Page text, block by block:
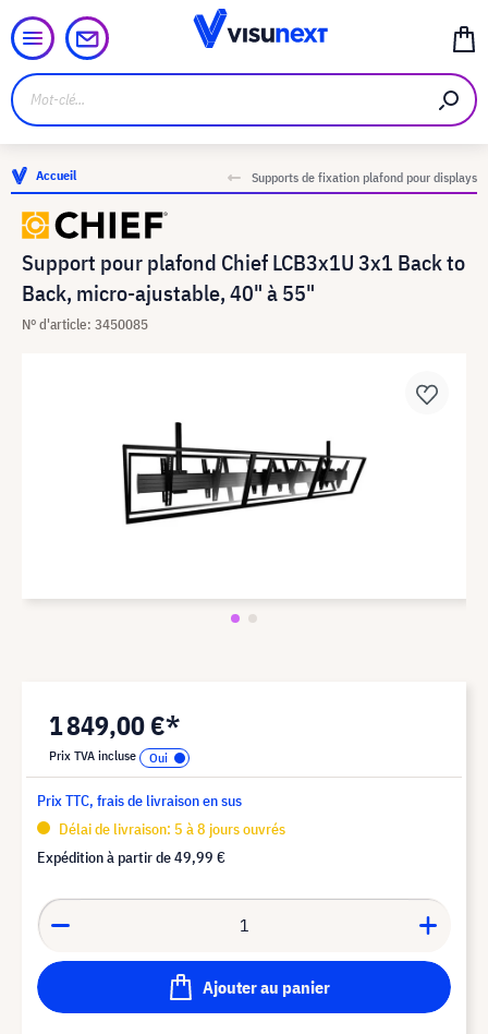
Accueil Supports de fixation plafond pour displays
Support pour plafond Chief LCB3x1U 3x1 Back to
Back, micro-ajustable, 40" à 55"
N° d'article: 3450085
1 849,00 €*
Prix TVA incluse
Prix TTC, frais de livraison en sus
Délai de livraison: 5 à 8 jours ouvrés
Expédition à partir de49,99 €
Ajouter au panier